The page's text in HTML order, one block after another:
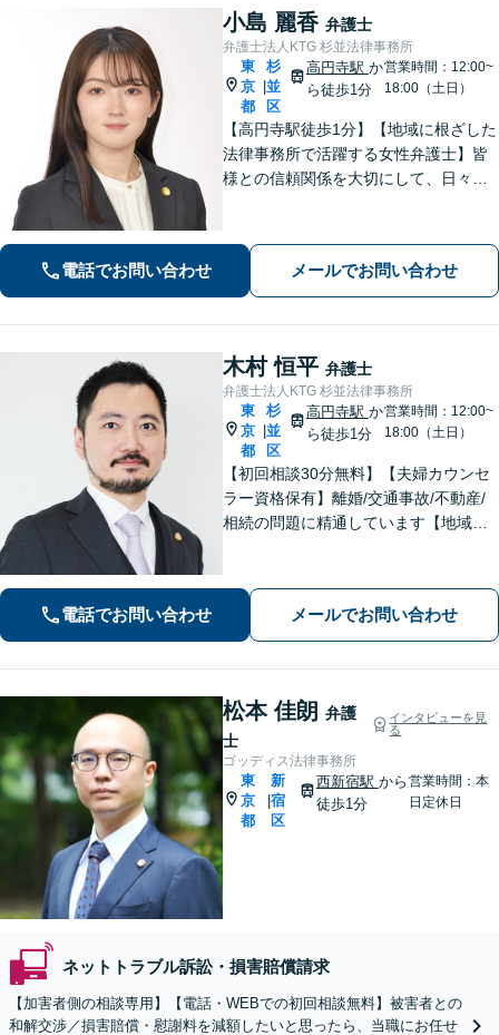
小島 麗香 弁護士
弁護士法人KTG 杉並法律事務所
東
京
都
杉
並
区
高円寺駅 か
ら徒歩1分
営業時間：12:00~
18:00（土日）
【高円寺駅徒歩1分】【地域に根ざした
法律事務所で活躍する女性弁護士】皆
様との信頼関係を大切にして、日々業
ましたら、お気軽にご相談ください。
電話でお問い合わせ メールでお問い合わせ
木村 恒平 弁護士
弁護士法人KTG 杉並法律事務所
東
京
都
杉
並
区
高円寺駅 か
ら徒歩1分
営業時間：12:00~
18:00（土日）
【初回相談30分無料】【夫婦カウンセ
ラー資格保有】離婚/交通事故/不動産/
相続の問題に精通しています【地域に
指し、日々邁進しております【夜間・
土日相談可】
電話でお問い合わせ メールでお問い合わせ
松本 佳朗 弁護
士
インタビューを見
る
ゴッディス法律事務所
東
京
都
|
新
宿
区
西新宿駅 から
徒歩1分
営業時間：本
日定休日
ネットトラブル訴訟・損害賠償請求
【加害者側の相談専用】【電話・WEBでの初回相談無料】被害者との
和解交渉／損害賠償・慰謝料を減額したいと思ったら、当職にお任せ